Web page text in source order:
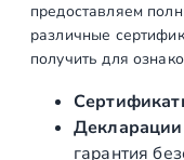
е
л
е
предоставляем
различные
получить для
Декларации
гарантия